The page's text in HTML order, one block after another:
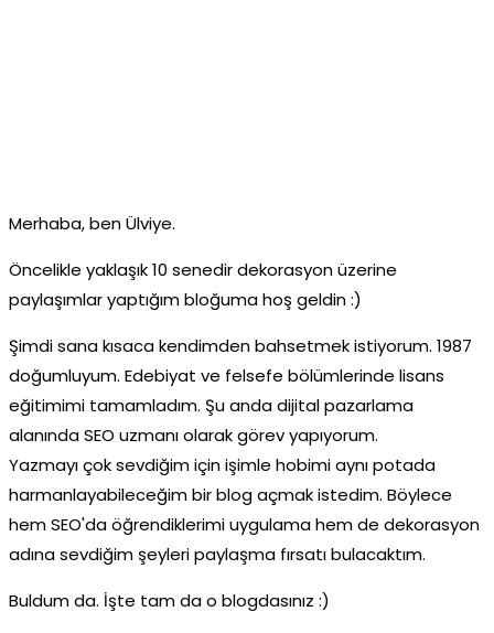
Merhaba, ben Ülviye.
Öncelikle yaklaşık 10 senedir dekorasyon üzerine
paylaşımlar yaptığım bloğuma hoş geldin :)
Şimdi sana kısaca kendimden bahsetmek istiyorum. 1987
doğumluyum. Edebiyat ve felsefe bölümlerinde lisans
eğitimimi tamamladım. Şu anda dijital pazarlama
alanında SEO uzmanı olarak görev yapıyorum.
Yazmayı çok sevdiğim için işimle hobimi aynı potada
harmanlayabileceğim bir blog açmak istedim. Böylece
hem SEO'da öğrendiklerimi uygulama hem de dekorasyon
adına sevdiğim şeyleri paylaşma fırsatı bulacaktım.
Buldum da. İşte tam da o blogdasınız :)